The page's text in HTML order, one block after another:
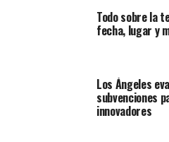
Todo sobre la
fecha, lugar y
Los Ángeles
subvenciones
innovadores